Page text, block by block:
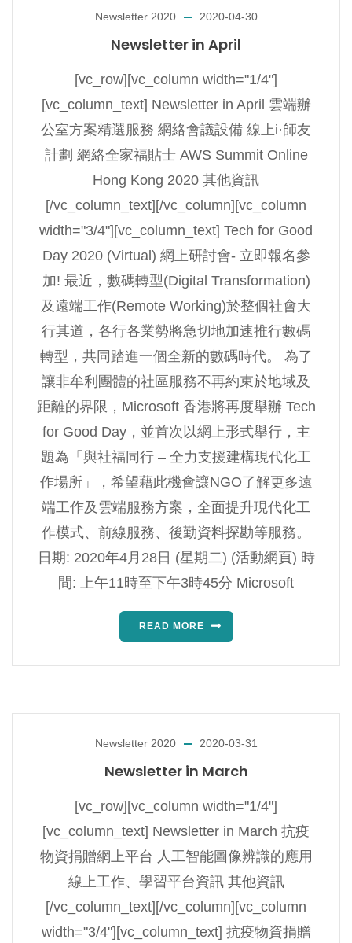
Newsletter 2020 2020-04-30
Newsletter in April
[vc_row][vc_column width="1/4"]
[vc_column_text] Newsletter in April 雲端辦
公室方案精選服務 網絡會議設備 線上i·師友
計劃 網絡全家福貼士 AWS Summit Online
Hong Kong 2020 其他資訊
[/vc_column_text][/vc_column][vc_column
width="3/4"][vc_column_text] Tech for Good
Day 2020 (Virtual) 網上研討會- 立即報名參
加! 最近，數碼轉型(Digital Transformation)
及遠端工作(Remote Working)於整個社會大
行其道，各行各業勢將急切地加速推行數碼
轉型，共同踏進一個全新的數碼時代。 為了
讓非牟利團體的社區服務不再約束於地域及
距離的界限，Microsoft 香港將再度舉辦 Tech
for Good Day，並首次以網上形式舉行，主
題為「與社福同行 – 全力支援建構現代化工
作場所」，希望藉此機會讓NGO了解更多遠
端工作及雲端服務方案，全面提升現代化工
作模式、前線服務、後勤資料探勘等服務。
日期: 2020年4月28日 (星期二) (活動網頁) 時
間: 上午11時至下午3時45分 Microsoft
READ MORE
Newsletter 2020 2020-03-31
Newsletter in March
[vc_row][vc_column width="1/4"]
[vc_column_text] Newsletter in March 抗疫
物資捐贈網上平台 人工智能圖像辨識的應用
線上工作、學習平台資訊 其他資訊
[/vc_column_text][/vc_column][vc_column
width="3/4"][vc_column_text] 抗疫物資捐贈